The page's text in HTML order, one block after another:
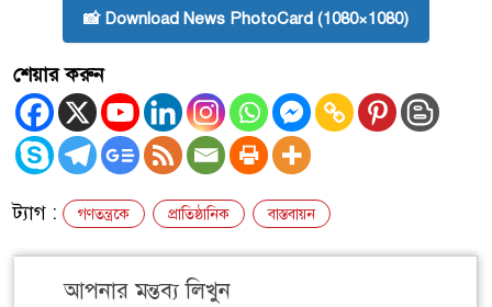
📸 Download News PhotoCard (1080×1080)
শেয়ার করুন
ট্যাগ : গণতন্ত্রকে প্রাতিষ্ঠানিক বাস্তবায়ন
আপনার মন্তব্য লিখুন